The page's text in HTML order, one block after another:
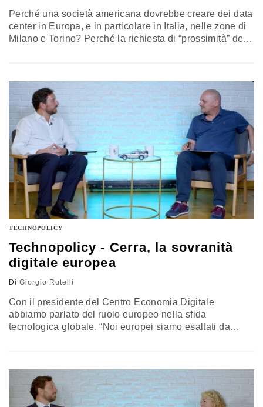
Perché una società americana dovrebbe creare dei data
center in Europa, e in particolare in Italia, nelle zone di
Milano e Torino? Perché la richiesta di “prossimità” dei
mantenendo però la possibilità di usare gli strumenti e
le piattaforme di una rete globale. Di questo e molto
altro abbiamo parlato con Martina Colasante, Public
Policy Manager di Google
TECHNOPOLICY
Technopolicy - Cerra, la sovranità
digitale europea
Di Giorgio Rutelli
Con il presidente del Centro Economia Digitale
abbiamo parlato del ruolo europeo nella sfida
tecnologica globale. “Noi europei siamo esaltati da
congiunta, che sia in grado di fare da massa critica e
abbattere i costi anche puntando su politiche di ricerca
e sviluppo”